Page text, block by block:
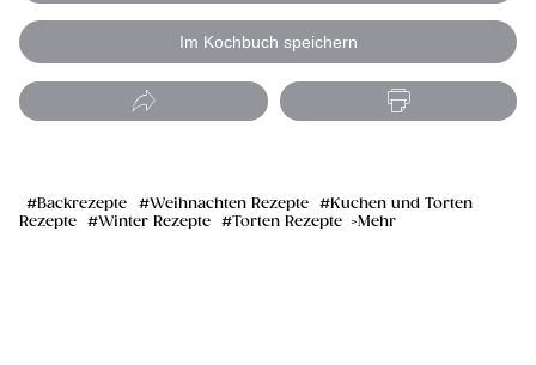
Im Kochbuch speichern
Backrezepte Weihnachten Rezepte
Kuchen und Torten
Rezepte
Winter Rezepte Torten Rezepte Mehr